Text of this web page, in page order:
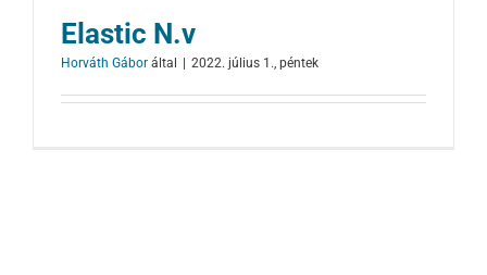
Robotok
Elastic N.v
Horváth Gábor által 2022. július 1., péntek